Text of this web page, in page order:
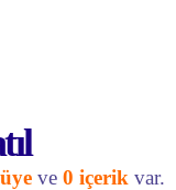
ve 0 içerik var.